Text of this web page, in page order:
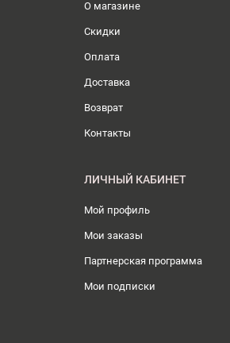
О магазине
Скидки
Оплата
Доставка
Возврат
Контакты
ЛИЧНЫЙ КАБИНЕТ
Мой профиль
Мои заказы
Партнерская программа
Мои подписки